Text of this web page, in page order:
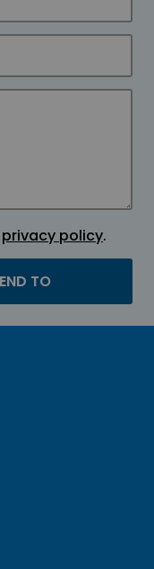
privacy policy.